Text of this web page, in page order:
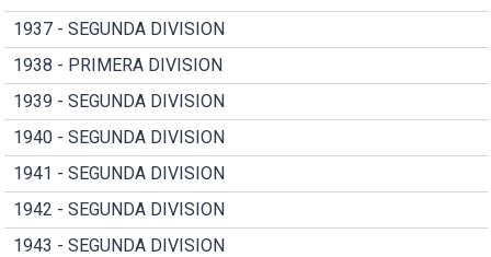
1937 - SEGUNDA DIVISION
1938 - PRIMERA DIVISION
1939 - SEGUNDA DIVISION
1940 - SEGUNDA DIVISION
1941 - SEGUNDA DIVISION
1942 - SEGUNDA DIVISION
1943 - SEGUNDA DIVISION